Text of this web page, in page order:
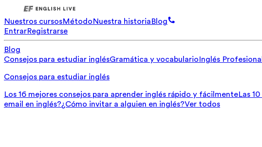
Nuestros cursosMétodoNuestra historiaBlog
EntrarRegistrarse
Blog
Consejos para estudiar inglésGramática y vocabularioInglés Profesional
Consejos para estudiar inglés
Los 16 mejores consejos para aprender inglés rápido y fácilmenteLas
email en inglés?¿Cómo invitar a alguien en inglés?Ver todos